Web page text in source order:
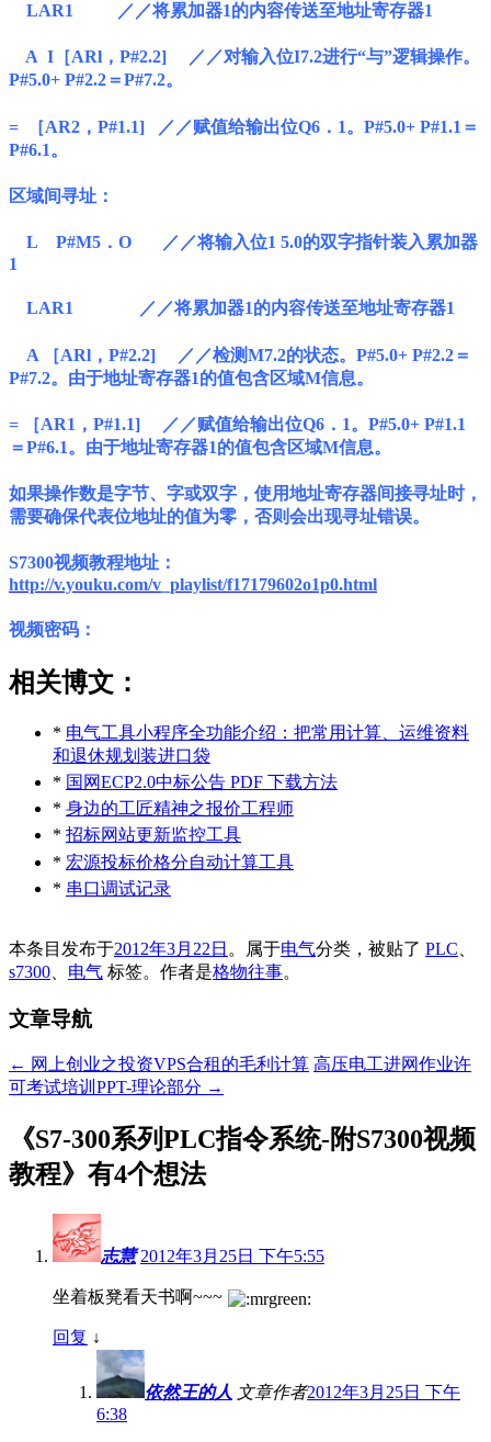
LAR1 ／／将累加器1的内容传送至地址寄存器1
A I［ARl，P#2.2] ／／对输入位I7.2进行“与”逻辑操作。
P#5.0+ P#2.2＝P#7.2。
= ［AR2，P#1.1] ／／赋值给输出位Q6．1。P#5.0+ P#1.1＝
P#6.1。
区域间寻址：
L P#M5．O ／／将输入位1 5.0的双字指针装入累加器
1
LAR1 ／／将累加器1的内容传送至地址寄存器1
A ［ARl，P#2.2] ／／检测M7.2的状态。P#5.0+ P#2.2＝
P#7.2。由于地址寄存器1的值包含区域M信息。
= ［AR1，P#1.1] ／／赋值给输出位Q6．1。P#5.0+ P#1.1
＝P#6.1。由于地址寄存器1的值包含区域M信息。
如果操作数是字节、字或双字，使用地址寄存器间接寻址时，
需要确保代表位地址的值为零，否则会出现寻址错误。
S7300视频教程地址：
http://v.youku.com/v_playlist/f17179602o1p0.html
视频密码：
相关博文：
* 电气工具小程序全功能介绍：把常用计算、运维资料
和退休规划装进口袋
* 国网ECP2.0中标公告 PDF 下载方法
* 身边的工匠精神之报价工程师
* 招标网站更新监控工具
* 宏源投标价格分自动计算工具
* 串口调试记录
本条目发布于2012年3月22日 。属于电气分类，被贴了 PLC
s7300
电气 标签。 作者是格物往事。
文章导航
← 网上创业之投资VPS合租的毛利计算 高压电工进网作业许
可考试培训PPT-理论部分 →
《S7-300系列PLC指令系统-附S7300视频
教程》有4个想法
志慧 2012年3月25日 下午5:55
坐着板凳看天书啊~~~
回复 ↓
依然王的人 文章作者2012年3月25日 下午
6:38